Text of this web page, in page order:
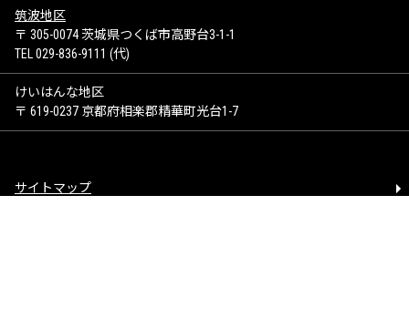
筑波地区
〒 305-0074 茨城県つくば市高野台3-1-1
TEL 029-836-9111 (代)
けいはんな地区
〒 619-0237 京都府相楽郡精華町光台1-7
サイトマップ